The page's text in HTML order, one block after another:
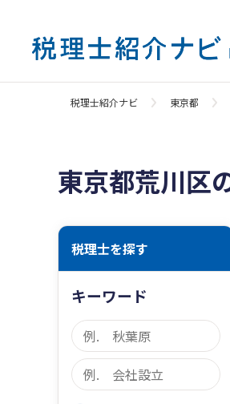
税理士紹介ナビ 東京都
東京都荒川区
税理士を探す
キーワード